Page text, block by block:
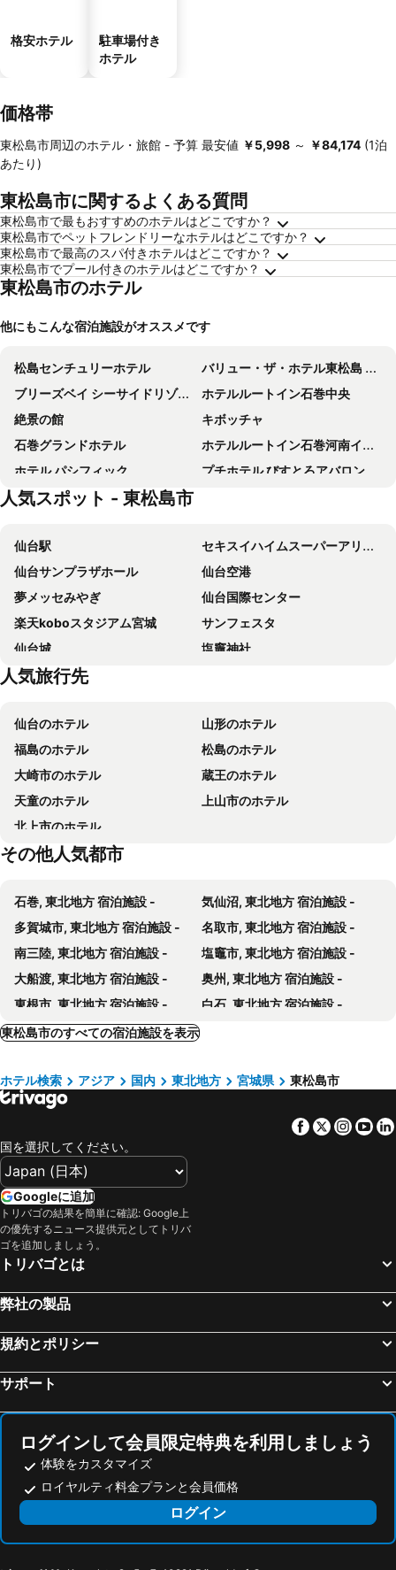
格安ホテル
駐車場付き
ホテル
価格帯
東松島市周辺のホテル・旅館 - 予算 最安値 ‎￥5,998 ～ ‎￥84,174 (1泊
あたり)
東松島市に関するよくある質問
東松島市で最もおすすめのホテルはどこですか？
東松島市でペットフレンドリーなホテルはどこですか？
東松島市で最高のスパ付きホテルはどこですか？
東松島市でプール付きのホテルはどこですか？
東松島市のホテル
他にもこんな宿泊施設がオススメです
松島センチュリーホテル
バリュー・ザ・ホテル東松島 矢本
ブリーズベイ シーサイドリゾート松島
ホテルルートイン石巻中央
絶景の館
キボッチャ
石巻グランドホテル
ホテルルートイン石巻河南インター
ホテル パシフィック
プチホテル びすとろアバロン
奥松島 ＬＡＮＥ ＨＯＴＥＬ
guest house Active Life -YADO-
バリュー・ザ・ホテル石巻
Oedo-onsen-monogatari Matsushima Onsen Soukan
松島佐勘 松庵
Uchi Matsushima Guesthouse
旅館いしのまき
ホテルパークライト
フォーシーズン矢本
Tabist Business Ryokan Duck Ishinomaki Hebita
ホテルエムアンドケー石巻
ホテル メトロ
YOKI MATSUSHIMA
マイルーム石巻
Hotel Pacific - Vacation STAY 07296v
Tabist Mangokuura Sakura-so
Hotel Dolphin
TAMA HOTEL - Vacation STAY 41333v
Hotel Pacific
人気スポット - 東松島市
仙台駅
セキスイハイムスーパーアリーナ
仙台サンプラザホール
仙台空港
夢メッセみやぎ
仙台国際センター
楽天koboスタジアム宮城
サンフェスタ
仙台城
塩竈神社
Festival Tanabata
ひとめぼれスタジアム宮城
Sendaijo Ato
The Miyagi Museum of Art
Osaki Hachiman Shrine
人気旅行先
仙台のホテル
山形のホテル
福島のホテル
松島のホテル
大崎市のホテル
蔵王のホテル
天童のホテル
上山市のホテル
北上市のホテル
その他人気都市
石巻, 東北地方 宿泊施設 -
気仙沼, 東北地方 宿泊施設 -
多賀城市, 東北地方 宿泊施設 -
名取市, 東北地方 宿泊施設 -
南三陸, 東北地方 宿泊施設 -
塩竈市, 東北地方 宿泊施設 -
大船渡, 東北地方 宿泊施設 -
奥州, 東北地方 宿泊施設 -
東根市, 東北地方 宿泊施設 -
白石, 東北地方 宿泊施設 -
利府町, 東北地方 宿泊施設 -
寒河江市, 東北地方 宿泊施設 -
南相馬, 東北地方 宿泊施設 -
最上, 東北地方 宿泊施設 -
平泉, 東北地方 宿泊施設 -
青森, 東北地方 宿泊施設 -
弘前, 東北地方 宿泊施設 -
三沢, 東北地方 宿泊施設 -
むつ, 東北地方 宿泊施設 -
鹿角市, 東北地方 宿泊施設 -
札幌, 北海道 宿泊施設 -
京都, 近畿地方 宿泊施設 -
横浜, 関東地方 宿泊施設 -
東松島市のすべての宿泊施設を表示
ホテル検索 アジア 国内 東北地方 宮城県 東松島市
Facebook
Twitter
国を選択してください。
Googleに追加
トリバゴの結果を簡単に確認: Google上
の優先するニュース提供元としてトリバ
ゴを追加しましょう。
トリバゴとは
弊社の製品
規約とポリシー
サポート
ログインして会員限定特典を利用しましょう
体験をカスタマイズ
ロイヤルティ料金プランと会員価格
ログイン